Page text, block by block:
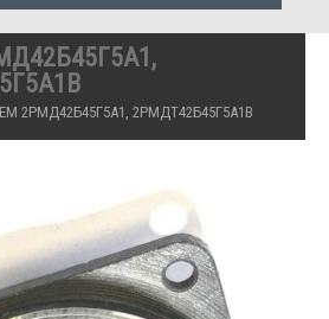
2РМД42Б45Г5А1, 2РМДТ42Б45Г5А1В